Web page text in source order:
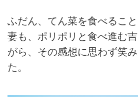
ふだん、てん菜を食べるこ
妻も、ポリポリと食べ進む
がら、その感想に思わず笑
た。